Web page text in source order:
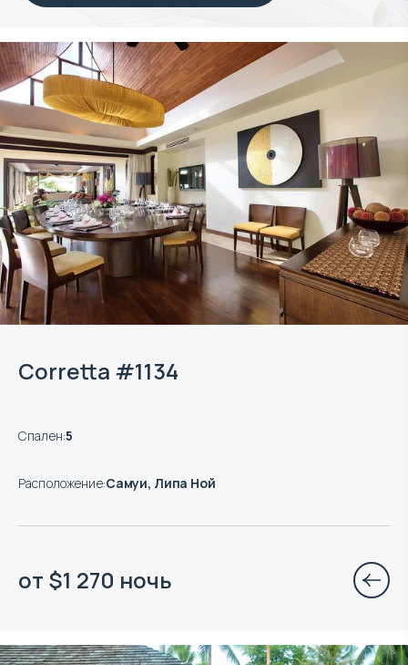
Corretta #1134
Спален:5
Расположение:Самуи, Липа Ной
от $1 270 ночь